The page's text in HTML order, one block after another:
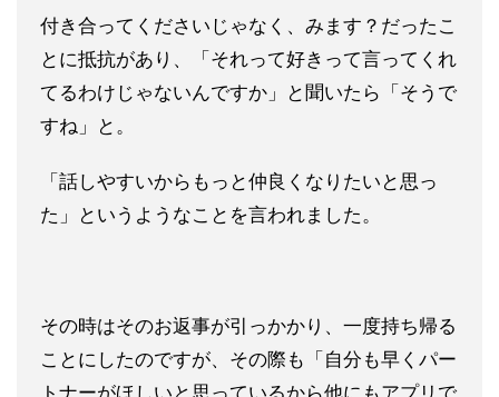
付き合ってくださいじゃなく、みます？だったこ
とに抵抗があり、「それって好きって言ってくれ
てるわけじゃないんですか」と聞いたら「そうで
すね」と。
「話しやすいからもっと仲良くなりたいと思っ
た」というようなことを言われました。
その時はそのお返事が引っかかり、一度持ち帰る
ことにしたのですが、その際も「自分も早くパー
トナーがほしいと思っているから他にもアプリで